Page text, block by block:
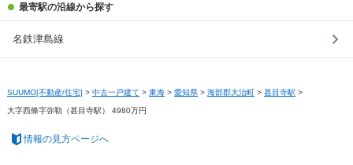
最寄駅の沿線から探す
名鉄津島線
SUUMO[不動産/住宅] > 中古一戸建て > 東海 > 愛知県 > 海部郡大治町 > 甚目寺駅 >
大字西條字弥勒（甚目寺駅） 4980万円
情報の見方ページへ